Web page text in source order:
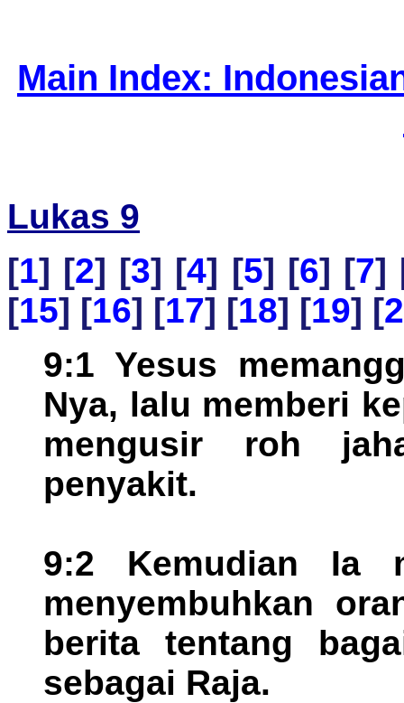
Main Index:
Lukas 9
[1] [2] [3] [4] [5] [6] [7]
[15] [16] [17] [18] [19] [
9:1 Yesus
Nya, lalu memberi
mengusir roh
penyakit.
9:2 Kemudian Ia
menyembuhkan
berita tentang
sebagai Raja.